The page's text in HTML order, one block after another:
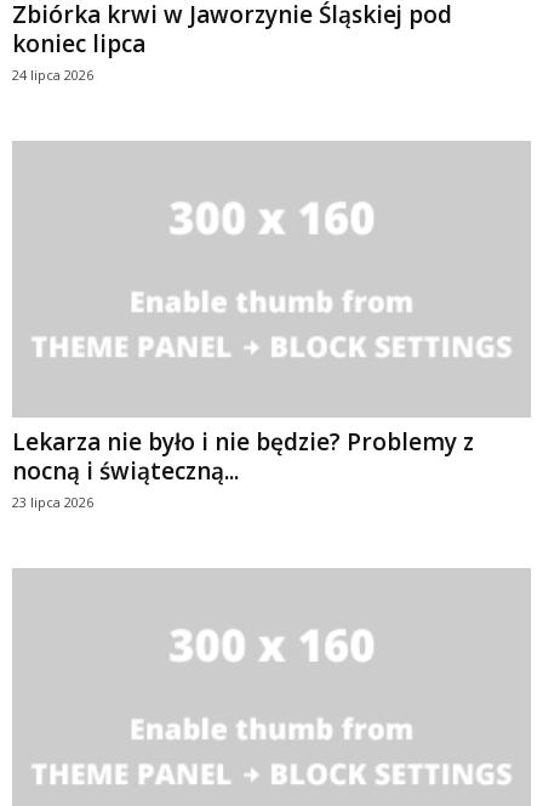
Zbiórka krwi w Jaworzynie Śląskiej pod
koniec lipca
24 lipca 2026
Lekarza nie było i nie będzie? Problemy z
nocną i świąteczną...
23 lipca 2026